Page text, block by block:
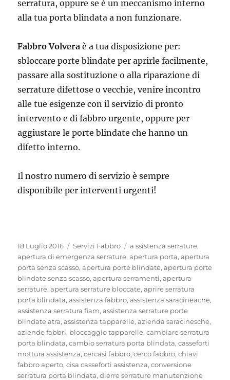
serratura, oppure se è un meccanismo interno
alla tua porta blindata a non funzionare.
Fabbro Volvera è a tua disposizione per:
sbloccare porte blindate per aprirle facilmente,
passare alla sostituzione o alla riparazione di
serrature difettose o vecchie, venire incontro
alle tue esigenze con il servizio di pronto
intervento e di fabbro urgente, oppure per
aggiustare le porte blindate che hanno un
difetto interno.
Il nostro numero di servizio è sempre
disponibile per interventi urgenti!
Pubblicato
il
18 Luglio 2016 Categorie
Servizi Fabbro Tag
a ssistenza serrature,
apertura di emergenza serrature,apertura porta,apertura
porta senza scasso,apertura porte blindate,apertura porte
blindate senza scasso,apertura serramenti,apertura
serrature,apertura serrature bloccate,aprire serratura
porta blindata,assistenza fabbro,assistenza saracineache,
assistenza serratura fiam,assistenza serrature porte
blindate atra,assistenza tapparelle,azienda saracinesche,
aziende fabbri, bloccaggio tapparelle,cambiare serratura
porta blindata,cambio serratura porta blindata,casseforti
mottura assistenza,cercasi fabbro,cerco fabbro,chiavi
fabbro aperto,cisa casseforti assistenza,conversione
serratura porta blindata,dierre serrature manutenzione